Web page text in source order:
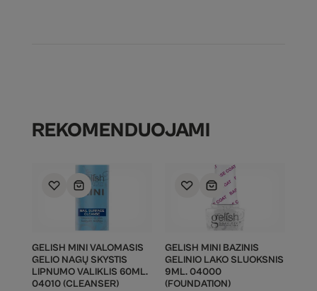
REKOMENDUOJAMI
GELISH MINI VALOMASIS
GELIO NAGŲ SKYSTIS
LIPNUMO VALIKLIS 60ML.
04010 (CLEANSER)
GELISH MINI BAZINIS
GELINIO LAKO SLUOKSNIS
9ML. 04000
(FOUNDATION)